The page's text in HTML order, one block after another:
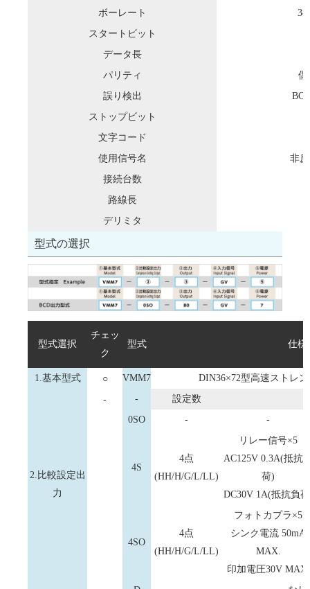
ボーレート
スタートビット
データ長
パリティ
偶
誤り検出
ストップビット
文字コード
使用信号名
非
接続台数
路線長
デリミタ
型式の選択
型式選択
チェッ
ク
型式 仕様
1.基本型式 ○ VMM7 DIN36×72型高速ストレ
2.比較設定出
力
- -
設定数
0SO
- -
4S
4点
(HH/H/G/L/LL)
リレー信号×5
AC125V 0.3A(抵抗
荷)
DC30V 1A(抵抗負
4SO
4点
(HH/H/G/L/LL)
フォトカプラ×5
シンク電流 50mA
MAX.
印加電圧30V MAX.